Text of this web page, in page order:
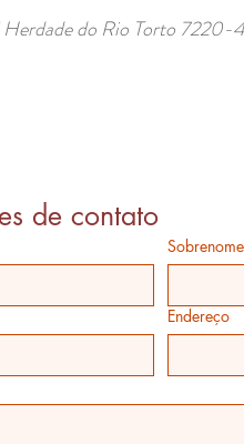
do Rio Torto 7220-
de contato
Sobrenome
Endereço